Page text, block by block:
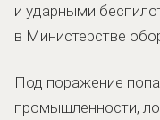
и ударными
в Министерстве
Под поражение
промышленности,